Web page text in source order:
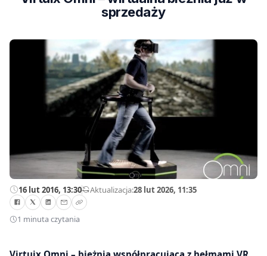
sprzedaży
16 lut 2016, 13:30—Aktualizacja:28 lut 2026, 11:35
1 minuta czytania